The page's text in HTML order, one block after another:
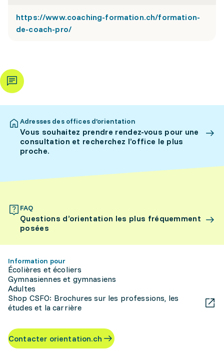
https://www.coaching-formation.ch/formation-
de-coach-pro/
Adresses des offices d’orientation
Vous souhaitez prendre rendez-vous pour une
consultation et recherchez l’office le plus
proche.
FAQ
Questions d’orientation les plus fréquemment
posées
Information pour
Écolières et écoliers
Gymnasiennes et gymnasiens
Adultes
Shop CSFO: Brochures sur les professions, les
études et la carrière
Contacter orientation.ch